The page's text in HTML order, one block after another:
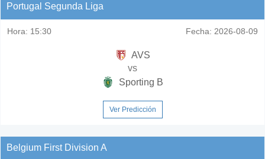
Portugal Segunda Liga
Hora: 15:30 Fecha: 2026-08-09
AVS
vs
Sporting B
Ver Predicción
Belgium First Division A